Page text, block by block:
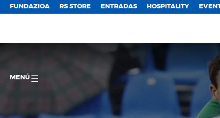
FUNDAZIOA RS STORE ENTRADAS HOSPITALITY
MENÚ